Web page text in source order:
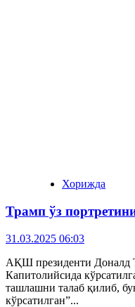
Хорижда
Трамп ўз
31.03.2025 06:03
АҚШ президенти Доналд
Капитолийсида
ташлашни талаб қилиб,
кўрсатилган”...